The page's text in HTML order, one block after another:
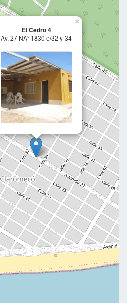
El Cedro 4
Av. 27 NÂº 1830 e/32 y 34
×